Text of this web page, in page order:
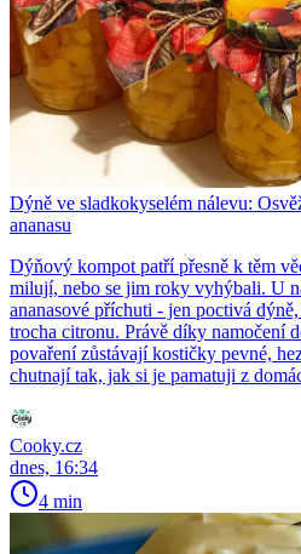
Dýně ve sladkokyselém nálevu:
ananasu
Dýňový kompot patří přesně k těm
milují, nebo se jim roky vyhýbali. U
ananasové příchuti - jen poctivá
trocha citronu. Právě díky namočení
povaření zůstávají kostičky pevné,
chutnají tak, jak si je pamatuji z
Cooky.cz
dnes, 16:34
4 min